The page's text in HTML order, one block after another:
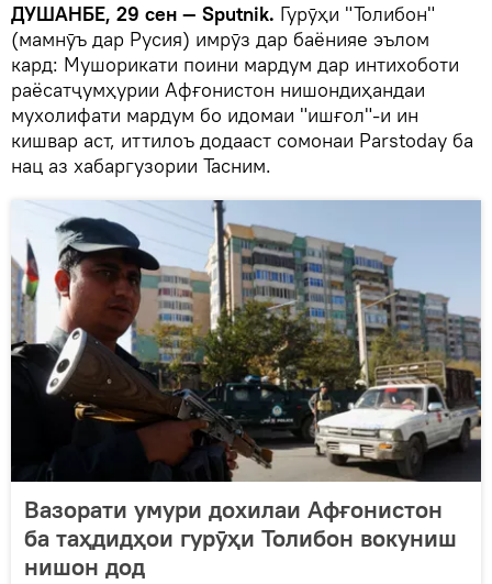
ДУШАНБЕ, 29 сен — Sputnik. Гурӯҳи "Толибон"
(мамнӯъ дар Русия) имрӯз дар баёнияе эълом
кард: Мушорикати поини мардум дар интихоботи
раёсатҷумҳурии Афғонистон нишондиҳандаи
мухолифати мардум бо идомаи "ишғол"-и ин
кишвар аст, иттилоъ додааст сомонаи Parstoday ба
нац аз хабаргузории Тасним.
Вазорати умури дохилаи Афғонистон
ба таҳдидҳои гурӯҳи Толибон вокуниш
нишон дод